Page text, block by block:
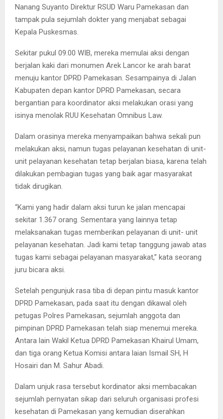
Nanang Suyanto Direktur RSUD Waru Pamekasan dan
tampak pula sejumlah dokter yang menjabat sebagai
Kepala Puskesmas.
Sekitar pukul 09.00 WIB, mereka memulai aksi dengan
berjalan kaki dari monumen Arek Lancor ke arah barat
menuju kantor DPRD Pamekasan. Sesampainya di Jalan
Kabupaten depan kantor DPRD Pamekasan, secara
bergantian para koordinator aksi melakukan orasi yang
isinya menolak RUU Kesehatan Omnibus Law.
Dalam orasinya mereka menyampaikan bahwa sekali pun
melakukan aksi, namun tugas pelayanan kesehatan di unit-
unit pelayanan kesehatan tetap berjalan biasa, karena telah
dilakukan pembagian tugas yang baik agar masyarakat
tidak dirugikan.
“Kami yang hadir dalam aksi turun ke jalan mencapai
sekitar 1.367 orang. Sementara yang lainnya tetap
melaksanakan tugas memberikan pelayanan di unit- unit
pelayanan kesehatan. Jadi kami tetap tanggung jawab atas
tugas kami sebagai pelayanan masyarakat,” kata seorang
juru bicara aksi.
Setelah pengunjuk rasa tiba di depan pintu masuk kantor
DPRD Pamekasan, pada saat itu dengan dikawal oleh
petugas Polres Pamekasan, sejumlah anggota dan
pimpinan DPRD Pamekasan telah siap menemui mereka.
Antara lain Wakil Ketua DPRD Pamekasan Khairul Umam,
dan tiga orang Ketua Komisi antara laian Ismail SH, H
Hosairi dan M. Sahur Abadi.
Dalam unjuk rasa tersebut kordinator aksi membacakan
sejumlah pernyatan sikap dari seluruh organisasi profesi
kesehatan di Pamekasan yang kemudian diserahkan